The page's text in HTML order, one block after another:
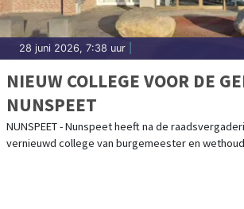
28 juni 2026, 7:38 uur
NIEUW COLLEGE VOOR DE
NUNSPEET
NUNSPEET - Nunspeet heeft na de
vernieuwd college van burgemeester en